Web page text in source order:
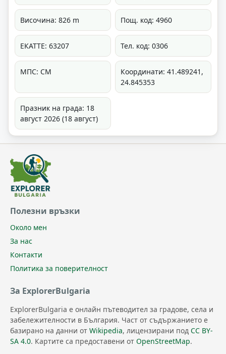
Височина: 826 m Пощ. код: 4960
ЕКАТТЕ: 63207 Тел. код: 0306
МПС: СМ
Координати: 41.489241,
24.845353
Празник на града: 18
август 2026 (18 август)
Полезни връзки
Около мен
За нас
Контакти
Политика за поверителност
За ExplorerBulgaria
ExplorerBulgaria е онлайн пътеводител за градове, села и
забележителности в България. Част от съдържанието е
базирано на данни от Wikipedia, лицензирани под CC BY-
SA 4.0. Картите са предоставени от OpenStreetMap.